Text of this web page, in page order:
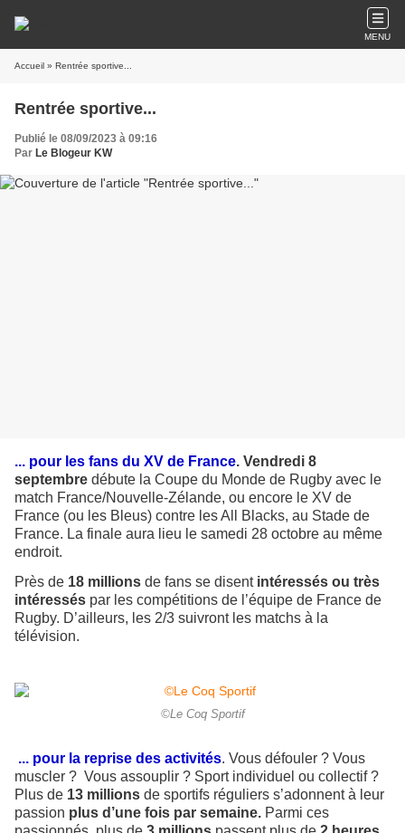
MENU
Accueil » Rentrée sportive...
Rentrée sportive...
Publié le 08/09/2023 à 09:16
Par Le Blogeur KW
... pour les fans du XV de France. Vendredi 8
septembre débute la Coupe du Monde de Rugby avec le
match France/Nouvelle-Zélande, ou encore le XV de
France (ou les Bleus) contre les All Blacks, au Stade de
France. La finale aura lieu le samedi 28 octobre au même
endroit.
Près de 18 millions de fans se disent intéressés ou très
intéressés par les compétitions de l’équipe de France de
Rugby. D’ailleurs, les 2/3 suivront les matchs à la
télévision.
©Le Coq Sportif
... pour la reprise des activités. Vous défouler ? Vous
muscler ? Vous assouplir ? Sport individuel ou collectif ?
Plus de 13 millions de sportifs réguliers s’adonnent à leur
passion plus d’une fois par semaine. Parmi ces